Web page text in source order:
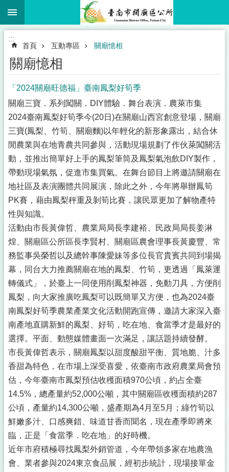
跳到主要內容區塊
:::
首頁 互動專區 關廟憶相
關廟憶相
「2024關廟旺德福」臺南鳳梨好筍季
關廟三寶．系列闖關．DIY體驗．舞台表演．農萊市集
2024臺南鳳梨好筍季今(20日)在關廟山西宮創意登場，關廟
三寶(鳳梨、竹筍、關廟麵)以年輕化的新形象露出，結合休
閒農業與在地青農共同參與，活動現場規劃了作伙萊闖關活
動，並推出簡單好上手的鳳梨筆筒及鳳梨氣泡飲DIY製作，
帶動現場氣氛，促進市集買氣。在舞台節目上將邀請關廟在
地社區及表演團體共同展演，除此之外，今年將舉辦鳳筍
PK賽，藉由鳳梨秤重及剝筍比賽，讓民眾更加了解物產特
性與知識。
活動由市長黃偉哲、農業局局長李建裕、民政局局長姜淋
煌、關廟區公所區長李賢村、關廟區農會理事長黃慶豐、常
務監事吳榮哲以及總幹事陳愛妹等多位長官貴賓共同到場揭
幕，同台大力推薦關廟在地的鳳梨、竹筍，更透過「鳳萊運
轉儀式」，於臺上一同使用削鳳梨神器，免動刀具，方便削
鳳梨，向大家推廣吃鳳梨可以既簡單又方便，也為2024臺
南鳳梨好筍季農業產業文化活動開跑宣傳，邀請大家深入臺
南產地直購新鮮的鳳梨、好筍，吃在地、食當季才是最好的
選擇。平面、動態媒體畫面一次滿足，讓話題持續發酵。
市長黃偉哲表示，關廟鳳梨以甜度酸甜平衡、質地脆、汁多
香甜為特色，在市場上深受喜愛，依臺南市政府農業局會預
估，今年臺南市鳳梨預估收穫面積970公頃，約占全臺
14.5%，總產量約52,000公噸，其中關廟區收穫面積約287
公頃，產量約14,300公噸，盛產期為4月至5月；綠竹筍以
鮮嫩多汁、口感爽錯、味道甘香而聞名，現在產季即將來
臨，正是「食當季．吃在地」的好時機。
近年市府積極尋找鳳梨外銷管道，今年帶領多家在地農漁
會、業者參與2024東京食品展，經初步統計，現場接單金